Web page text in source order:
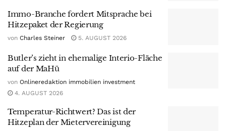
Immo-Branche fordert Mitsprache bei
Hitzepaket der Regierung
von Charles Steiner 5. AUGUST 2026
Butler’s zieht in ehemalige Interio-Fläche
auf der MaHü
von Onlineredaktion immobilien investment
4. AUGUST 2026
Temperatur-Richtwert? Das ist der
Hitzeplan der Mietervereinigung